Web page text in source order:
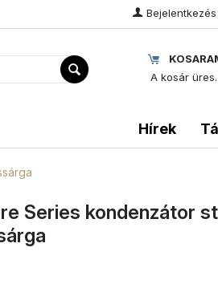
A kosár üres.
Hírek
Series kondenzátor